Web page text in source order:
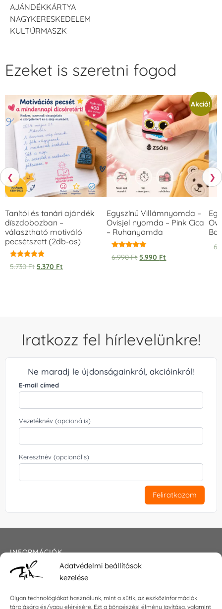
Adatvédelmi beállítások
kezelése
Olyan technológiákat használunk, mint a sütik, az eszközinformációk
tárolására és/vagy elérésére. Ezt a böngészési élmény javítása, valamint
AJÁNDÉKKÁRTYA
NAGYKERESKEDELEM
KULTÚRMASZK
❮
Ezeket is szeretni fogod
Tanítói és tanári ajándék
díszdobozban –
választható motiváló
pecsétszett (2db-os)
Értékelés:
5.00
5.730Ft 5.370 Ft
Akció!
Egyszínű Villámnyomda –
Ovisjel nyomda – Pink Cica
– Ruhanyomda
Értékelés:
5.00
6.990Ft 5.990 Ft
❯
Iratkozz fel hírlevelünkre!
Ne maradj le újdonságainkról, akcióinkról!
E-mail címed
Vezetéknév (opcionális)
Keresztnév (opcionális)
Feliratkozom
INFORMÁCIÓK
Általános szerződési feltételek
Impresszum